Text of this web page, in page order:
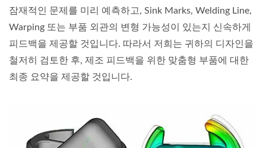
잠재적인 문제를 미리 예측하고, Sink Marks, Welding Line,
Warping 또는 부품 외관의 변형 가능성이 있는지 신속하게
피드백을 제공할 것입니다. 따라서 저희는 귀하의 디자인을
철저히 검토한 후, 제조 피드백을 위한 맞춤형 부품에 대한
최종 요약을 제공할 것입니다.